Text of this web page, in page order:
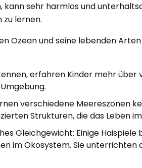
kann sehr harmlos und
lernen.
Ozean und seine lebenden
erfahren Kinder mehr über
verschiedene Meereszonen
Strukturen, die das Leben
Gleichgewicht: Einige
im Ökosystem. Sie unterrichten